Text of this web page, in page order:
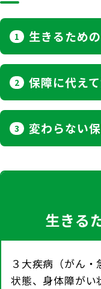
Web版「ご
企業保険特別
認知機能チェ
今月の九星
大樹らいふ
採用情報
1 生きるため
2 保障に代え
3 変わらない
生きる
３大疾病（がん
状態、身体障がい